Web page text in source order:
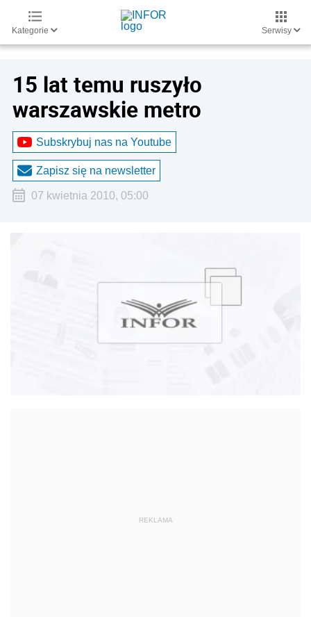
Kategorie Serwisy
15 lat temu ruszyło
warszawskie metro
Subskrybuj nas na Youtube
Zapisz się na newsletter
07 kwietnia 2010, 05:00